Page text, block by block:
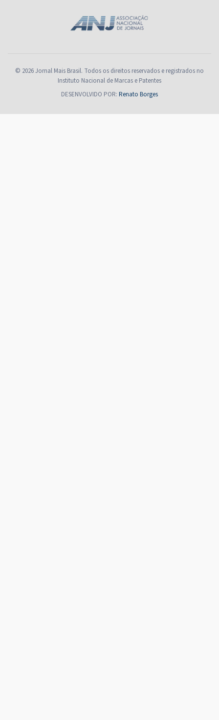
© 2026 Jornal Mais Brasil. Todos os direitos reservados e registrados no
Instituto Nacional de Marcas e Patentes
DESENVOLVIDO POR: Renato Borges